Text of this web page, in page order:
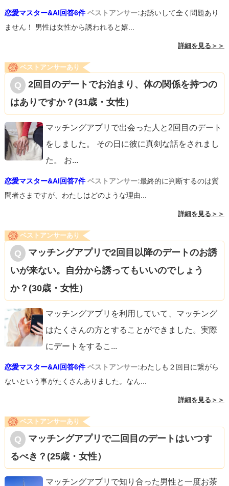
恋愛マスター&AI回答6件 ベストアンサー:お誘いして全く問題あり
ません！ 男性は女性から誘われると嬉...
詳細を見る＞＞
ベストアンサーあり
2回目のデートでお泊まり、体の関係を持つの
はありですか？(31歳・女性）
マッチングアプリで出会った人と2回目のデート
をしました。 その日に彼に真剣な話をされまし
た。 お...
恋愛マスター&AI回答7件 ベストアンサー:最終的に判断するのは質
問者さまですが、わたしはどのような理由...
詳細を見る＞＞
ベストアンサーあり
マッチングアプリで2回目以降のデートのお誘
いが来ない。自分から誘ってもいいのでしょう
か？(30歳・女性）
マッチングアプリを利用していて、マッチング
はたくさんの方とすることができました。実際
にデートをするこ ...
恋愛マスター&AI回答6件 ベストアンサー:わたしも２回目に繋がら
ないという事がたくさんありました。なん...
詳細を見る＞＞
ベストアンサーあり
マッチングアプリで二回目のデートはいつす
るべき？(25歳・女性）
マッチングアプリで知り合った男性と一度お茶